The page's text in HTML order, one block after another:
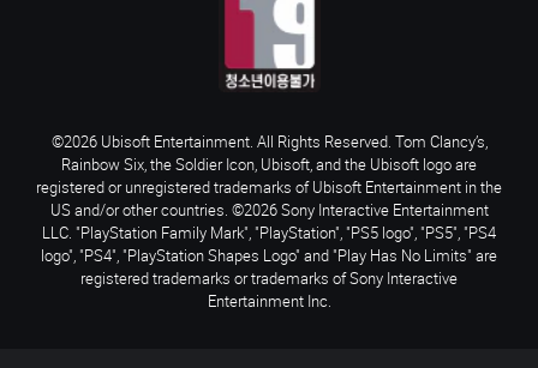
©2026 Ubisoft Entertainment. All Rights Reserved. Tom Clancy’s,
Rainbow Six, the Soldier Icon, Ubisoft, and the Ubisoft logo are
registered or unregistered trademarks of Ubisoft Entertainment in the
US and/or other countries. ©2026 Sony Interactive Entertainment
LLC. "PlayStation Family Mark", "PlayStation", "PS5 logo", "PS5", "PS4
logo", "PS4", "PlayStation Shapes Logo" and "Play Has No Limits" are
registered trademarks or trademarks of Sony Interactive
Entertainment Inc.